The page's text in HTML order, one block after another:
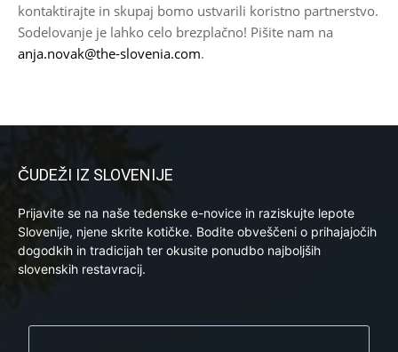
kontaktirajte in skupaj bomo ustvarili koristno partnerstvo.
Sodelovanje je lahko celo brezplačno! Pišite nam na
anja.novak@the-slovenia.com.
ČUDEŽI IZ SLOVENIJE
Prijavite se na naše tedenske e-novice in raziskujte lepote
Slovenije, njene skrite kotičke. Bodite obveščeni o prihajajočih
dogodkih in tradicijah ter okusite ponudbo najboljših
slovenskih restavracij.